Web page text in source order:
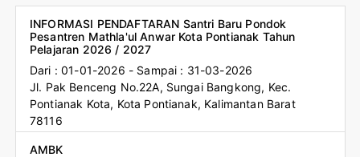
INFORMASI PENDAFTARAN Santri Baru Pondok
Pesantren Mathla'ul Anwar Kota Pontianak Tahun
Pelajaran 2026 / 2027
Dari : 01-01-2026 - Sampai : 31-03-2026
Jl. Pak Benceng No.22A, Sungai Bangkong, Kec.
Pontianak Kota, Kota Pontianak, Kalimantan Barat
78116
AMBK